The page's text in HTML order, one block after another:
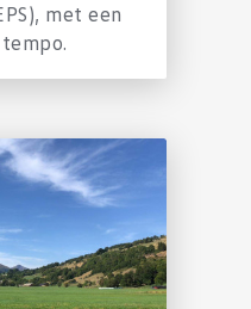
met een